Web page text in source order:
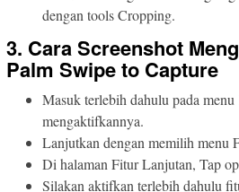
dengan tools Cropping.
3. Cara Screenshot
Palm Swipe to Capture
Masuk terlebih dahulu pada
mengaktifkannya.
Lanjutkan dengan memilih menu
Di halaman Fitur Lanjutan, Tap
Silakan aktifkan terlebih dahulu